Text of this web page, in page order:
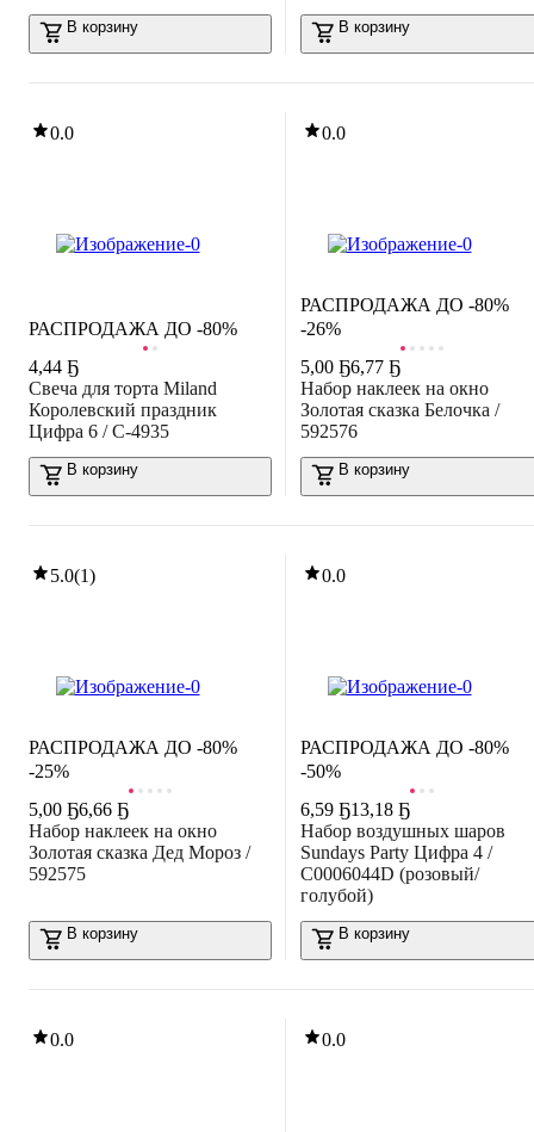
В корзину В корзину
0.0
РАСПРОДАЖА ДО -80%
4,44 Ҕ
Свеча для торта Miland
Королевский праздник
Цифра 6 / С-4935
В корзину
0.0
-26%
РАСПРОДАЖА ДО -80%
5,00 Ҕ6,77 Ҕ
Набор наклеек на окно
Золотая сказка Белочка /
592576
В корзину
5.0(1)
-25%
РАСПРОДАЖА ДО -80%
5,00 Ҕ6,66 Ҕ
Набор наклеек на окно
Золотая сказка Дед Мороз /
592575
В корзину
0.0
-50%
РАСПРОДАЖА ДО -80%
6,59 Ҕ13,18 Ҕ
Набор воздушных шаров
Sundays Party Цифра 4 /
C0006044D (розовый/
голубой)
В корзину
0.0 0.0